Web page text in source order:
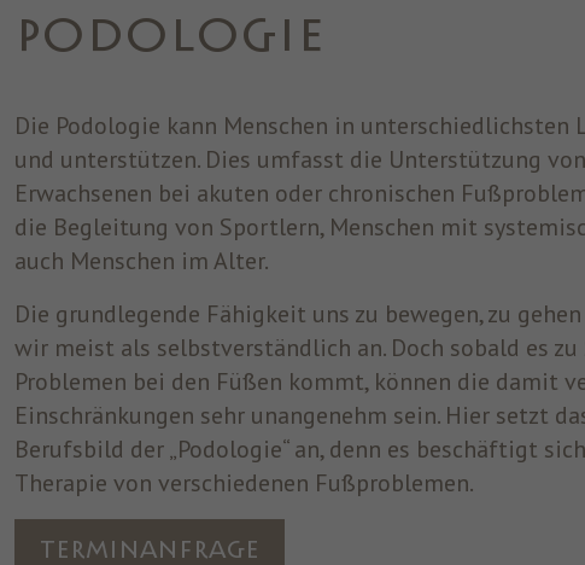
PODOLOGIE
Die Podologie kann Menschen in unterschiedlichsten
und unterstützen. Dies umfasst die Unterstützung
Erwachsenen bei akuten oder chronischen
die Begleitung von Sportlern, Menschen mit
auch Menschen im Alter.
Die grundlegende Fähigkeit uns zu bewegen, zu
wir meist als selbstverständlich an. Doch sobald es zu
Problemen bei den Füßen kommt, können die damit
Einschränkungen sehr unangenehm sein. Hier setzt
Berufsbild der „Podologie“ an, denn es beschäftigt
Therapie von verschiedenen Fußproblemen.
Terminanfrage
Zweck
oder auf einer digitalen Plattform, die von
Facebook-Werbung unterstützt wird, Werbung
Name fr
Anbieter Facebook
Laufzeit 3 Monate
Facebook setzt dieses Cookie, um den Nutzern
relevante Werbung zu zeigen, indem es das
verfolgt, die über das Facebook-Pixel oder das
Facebook Social Plugin verfügen.